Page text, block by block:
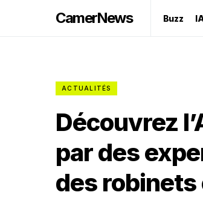
CamerNews Buzz
ACTUALITÉS
Découvrez
par des
des robinets